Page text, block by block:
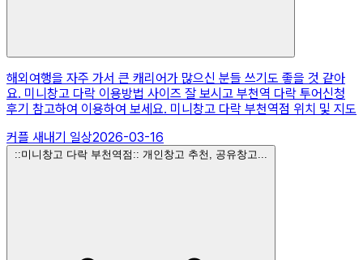
해외여행을 자주 가서 큰 캐리어가 많으신 분들 쓰기도 좋을 것 같아
요. 미니창고 다락 이용방법 사이즈 잘 보시고 부천역 다락 투어신청
후기 참고하여 이용하여 보세요. 미니창고 다락 부천역점 위치 및 지도
커플 새내기 일상2026-03-16